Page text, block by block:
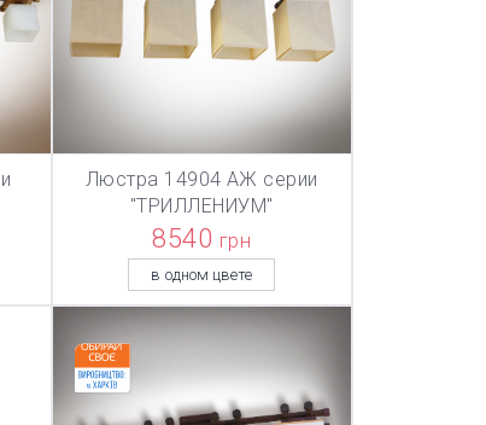
ТОВАР ДОБАВЛЕН В КОРЗИНУ
В КОРЗИНУ
Люстра 14904 АЖ серии
"ТРИЛЛЕНИУМ"
8540 грн
в одном цвете